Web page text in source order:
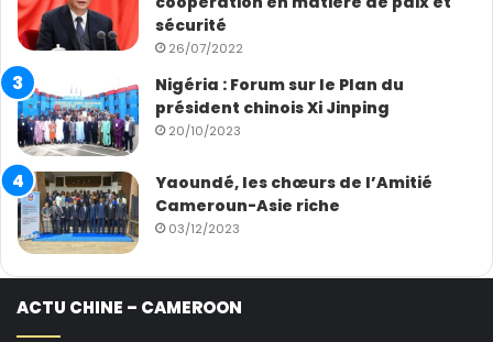
sécurité
26/07/2022
Nigéria : Forum sur le Plan du
président chinois Xi Jinping
20/10/2023
Yaoundé, les chœurs de l’Amitié
Cameroun-Asie riche
03/12/2023
ACTU CHINE – CAMEROON